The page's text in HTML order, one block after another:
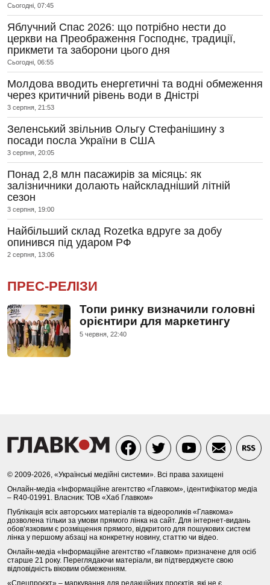
Сьогодні, 07:45
Яблучний Спас 2026: що потрібно нести до
церкви на Преображення Господнє, традиції,
прикмети та заборони цього дня
Сьогодні, 06:55
Молдова вводить енергетичні та водні обмеження
через критичний рівень води в Дністрі
3 серпня, 21:53
Зеленський звільнив Ольгу Стефанішину з
посади посла України в США
3 серпня, 20:05
Понад 2,8 млн пасажирів за місяць: як
залізничники долають найскладніший літній
сезон
3 серпня, 19:00
Найбільший склад Rozetka вдруге за добу
опинився під ударом РФ
2 серпня, 13:06
ПРЕС-РЕЛІЗИ
Топи ринку визначили головні
орієнтири для маркетингу
5 червня, 22:40
© 2009-2026, «Українські медійні системи». Всі права захищені
Онлайн-медіа «Інформаційне агентство «Главком», ідентифікатор медіа
– R40-01991. Власник: ТОВ «Хаб Главком»
Публікація всіх авторських матеріалів та відеороликів «Главкома»
дозволена тільки за умови прямого лінка на сайт. Для інтернет-видань
обов’язковим є розміщення прямого, відкритого для пошукових систем
лінка у першому абзаці на конкретну новину, статтю чи відео.
Онлайн-медіа «Інформаційне агентство «Главком» призначене для осіб
старше 21 року. Переглядаючи матеріали, ви підтверджуєте свою
відповідність віковим обмеженням.
«Спецпроєкт» – маркування для редакційних проєктів, які не є